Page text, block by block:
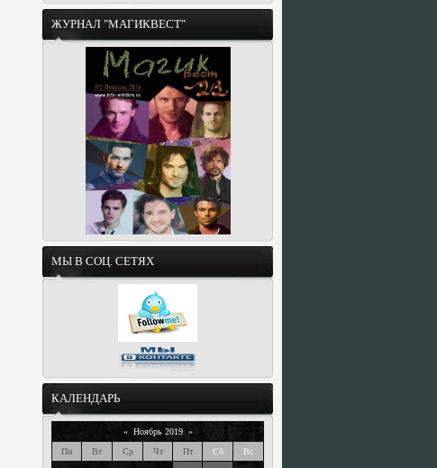
ЖУРНАЛ "МАГИКВЕСТ"
МЫ В СОЦ. СЕТЯХ
КАЛЕНДАРЬ
« Ноябрь 2019 »
Пн
Вт Ср Чт Пт Сб
Вс